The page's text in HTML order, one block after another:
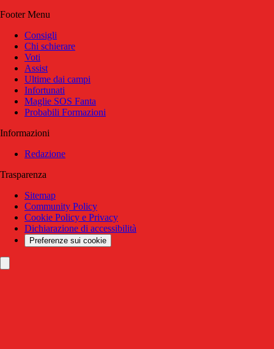
Footer Menu
Consigli
Chi schierare
Voti
Assist
Ultime dai campi
Infortunati
Maglie SOS Fanta
Probabili Formazioni
Informazioni
Redazione
Trasparenza
Sitemap
Community Policy
Cookie Policy e Privacy
Dichiarazione di accessibilità
Preferenze sui cookie